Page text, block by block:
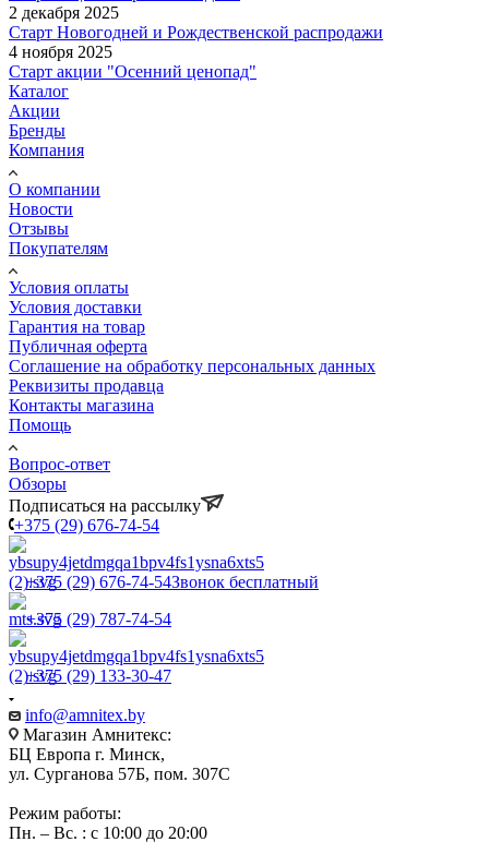
2 декабря 2025
Старт Новогодней и Рождественской распродажи
4 ноября 2025
Старт акции "Осенний ценопад"
Каталог
Акции
Бренды
Компания
О компании
Новости
Отзывы
Покупателям
Условия оплаты
Условия доставки
Гарантия на товар
Публичная оферта
Соглашение на обработку персональных данных
Реквизиты продавца
Контакты магазина
Помощь
Вопрос-ответ
Обзоры
Подписаться на рассылку
+375 (29) 676-74-54
+375 (29) 676-74-54Звонок бесплатный
+375 (29) 787-74-54
+375 (29) 133-30-47
info@amnitex.by
Магазин Амнитекс:
БЦ Европа г. Минск,
ул. Сурганова 57Б, пом. 307С
Режим работы:
Пн. – Вс. : с 10:00 до 20:00